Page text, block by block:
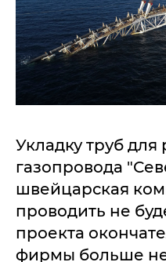
Укладку труб для
газопровода
швейцарская
проводить не
проекта
фирмы больше не